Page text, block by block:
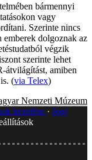
bármennyi
vagy
Szerinte nincs
emberek dolgoznak az
végzik
szerinte lehet
átvilágítást, amiben
(via Telex)
Nemzeti Múzeum
kezelése
Jogi